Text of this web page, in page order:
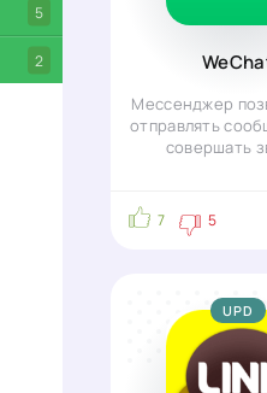
5
2
Мессенджер
отправлять
совершать
7 5
UPD